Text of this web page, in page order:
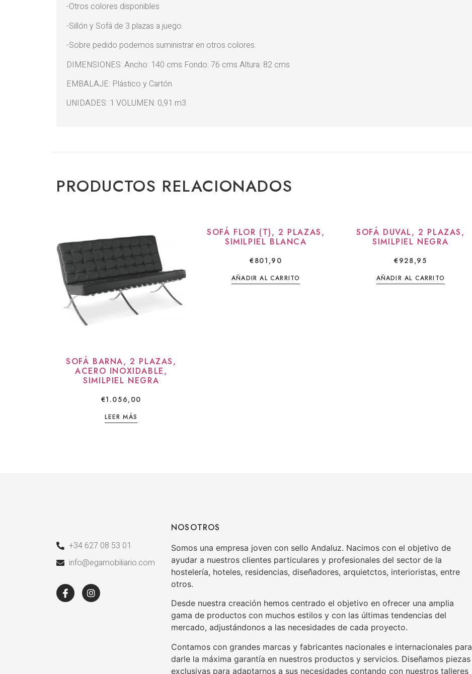
-Otros colores disponibles
-Sillón y Sofá de 3 plazas a juego.
-Sobre pedido podemos suministrar en otros colores.
DIMENSIONES: Ancho: 140 cms Fondo: 76 cms Altura: 82 cms
EMBALAJE: Plástico y Cartón
UNIDADES: 1 VOLUMEN: 0,91 m3
PRODUCTOS RELACIONADOS
SOFÁ BARNA, 2 PLAZAS,
ACERO INOXIDABLE,
SIMILPIEL NEGRA
€1.056,00
LEER MÁS
SOFÁ FLOR (T), 2 PLAZAS,
SIMILPIEL BLANCA
€ 801,90
AÑADIR AL CARRITO
SOFÁ DUVAL, 2 PLAZAS,
SIMILPIEL NEGRA
€ 928,95
AÑADIR AL CARRITO
+34 627 08 53 01
info@egamobiliario.com
NOSOTROS
Somos una empresa joven con sello Andaluz. Nacimos con el objetivo de
ayudar a nuestros clientes particulares y profesionales del sector de la
hostelería, hoteles, residencias, diseñadores, arquietctos, interioristas, entre
otros.
Desde nuestra creación hemos centrado el objetivo en ofrecer una amplia
gama de productos con muchos estilos y con las últimas tendencias del
mercado, adjustándonos a las necesidades de cada proyecto.
Contamos con grandes marcas y fabricantes nacionales e internacionales para
darle la máxima garantía en nuestros productos y servicios. Diseñamos piezas
exclusivas para adaptarnos a sus necesidades contando con nuestros talleres